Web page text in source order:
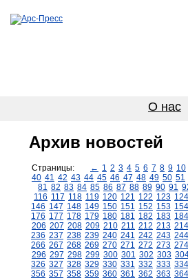
О нас
Архив новостей
Страницы: ← 1 2 3 4 5 6 7 8 9 10
40 41 42 43 44 45 46 47 48 49 50 51
81 82 83 84 85 86 87 88 89 90 91
116 117 118 119 120 121 122 123 124
146 147 148 149 150 151 152 153 154
176 177 178 179 180 181 182 183 184
206 207 208 209 210 211 212 213 214
236 237 238 239 240 241 242 243 244
266 267 268 269 270 271 272 273 274
296 297 298 299 300 301 302 303
326 327 328 329 330 331 332 333 334
356 357 358 359 360 361 362 363 364